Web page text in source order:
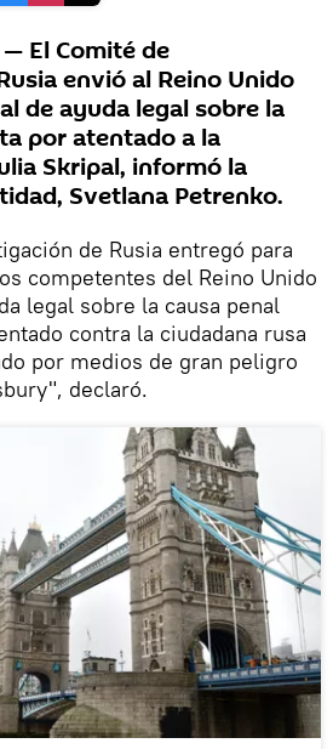
El Comité de
envió al Reino Unido
de ayuda legal sobre la
por atentado a la
Skripal, informó la
Svetlana Petrenko.
de Rusia entregó para
competentes del Reino Unido
legal sobre la causa penal
contra la ciudadana rusa
por medios de gran peligro
declaró.